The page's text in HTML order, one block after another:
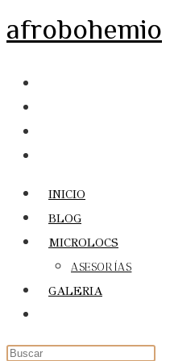
al
afrobohemio
INICIO
BLOG
MICROLOCS
ASESORÍAS
GALERIA